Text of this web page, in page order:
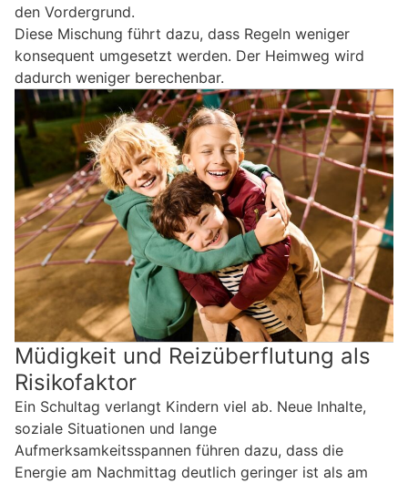
den Vordergrund.
Diese Mischung führt dazu, dass Regeln weniger
konsequent umgesetzt werden. Der Heimweg wird
dadurch weniger berechenbar.
Müdigkeit und Reizüberflutung als
Risikofaktor
Ein Schultag verlangt Kindern viel ab. Neue Inhalte,
soziale Situationen und lange
Aufmerksamkeitsspannen führen dazu, dass die
Energie am Nachmittag deutlich geringer ist als am